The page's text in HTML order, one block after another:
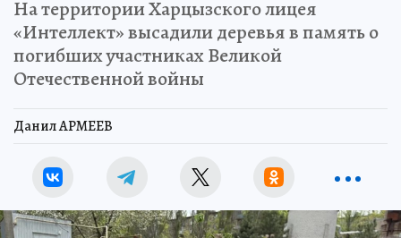
На территории Харцызского лицея
«Интеллект» высадили деревья в память о
погибших участниках Великой
Отечественной войны
Данил АРМЕЕВ